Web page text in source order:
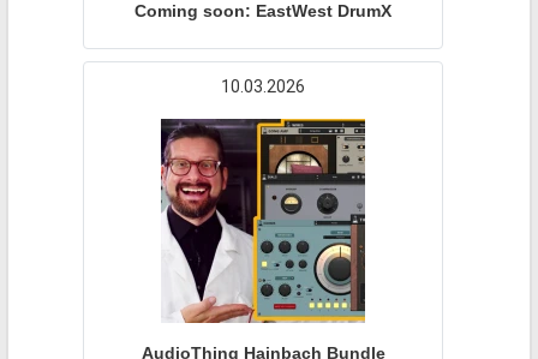
Coming soon: EastWest DrumX
10.03.2026
AudioThing Hainbach Bundle